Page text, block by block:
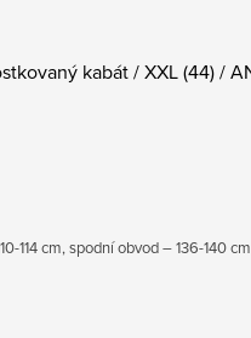
kabát / XXL (44) /
114 cm, spodní obvod – 136-140